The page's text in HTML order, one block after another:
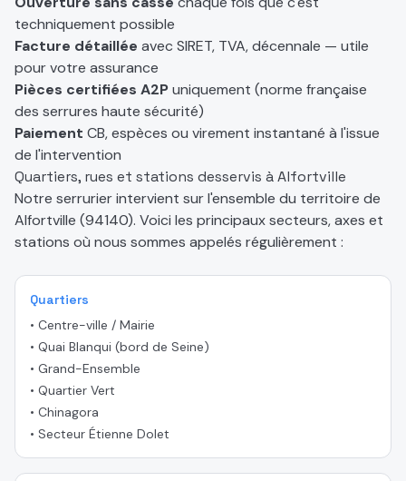
techniquement possible
Facture détaillée avec SIRET, TVA, décennale — utile
pour votre assurance
Pièces certifiées A2Puniquement (norme française
des serrures haute sécurité)
Paiement CB, espèces ou virement instantané à l'issue
de l'intervention
Quartiers, rues et stations desservis àAlfortville
Notre serrurier intervient sur l'ensemble du territoire de
Alfortville (94140). Voici les principaux secteurs, axes et
stations où nous sommes appelés régulièrement :
Quartiers
• Centre-ville / Mairie
• Quai Blanqui (bord de Seine)
• Grand-Ensemble
• Quartier Vert
• Chinagora
• Secteur Étienne Dolet